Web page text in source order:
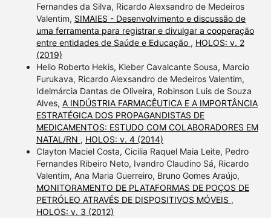
Fernandes da Silva, Ricardo Alexsandro de Medeiros
Valentim, SIMAIES - Desenvolvimento e discussão de
uma ferramenta para registrar e divulgar a cooperação
entre entidades de Saúde e Educação , HOLOS: v. 2
(2019)
Helio Roberto Hekis, Kleber Cavalcante Sousa, Marcio
Furukava, Ricardo Alexsandro de Medeiros Valentim,
Idelmárcia Dantas de Oliveira, Robinson Luis de Souza
Alves, A INDÚSTRIA FARMACÊUTICA E A IMPORTÂNCIA
ESTRATÉGICA DOS PROPAGANDISTAS DE
MEDICAMENTOS: ESTUDO COM COLABORADORES EM
NATAL/RN , HOLOS: v. 4 (2014)
Clayton Maciel Costa, Cicilia Raquel Maia Leite, Pedro
Fernandes Ribeiro Neto, Ivandro Claudino Sá, Ricardo
Valentim, Ana Maria Guerreiro, Bruno Gomes Araújo,
MONITORAMENTO DE PLATAFORMAS DE POÇOS DE
PETRÓLEO ATRAVÉS DE DISPOSITIVOS MÓVEIS ,
HOLOS: v. 3 (2012)